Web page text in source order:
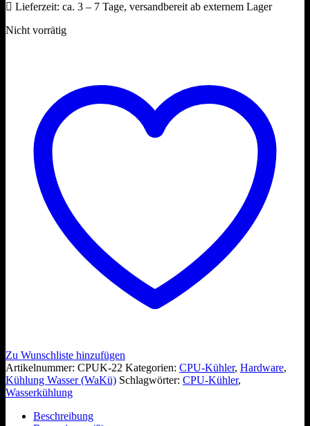
Lieferzeit: ca. 3 – 7 Tage, versandbereit ab externem Lager
Nicht vorrätig
Zu Wunschliste hinzufügen
Artikelnummer: CPUK-22 Kategorien: CPU-Kühler, Hardware,
Kühlung Wasser (WaKü) Schlagwörter: CPU-Kühler,
Wasserkühlung
Beschreibung